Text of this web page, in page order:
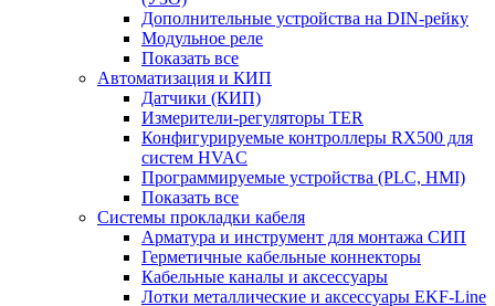
Дополнительные устройства на DIN-рейку
Модульное реле
Показать все
Автоматизация и КИП
Датчики (КИП)
Измерители-регуляторы TER
Конфигурируемые контроллеры RX500 для
систем HVAC
Программируемые устройства (PLC, HMI)
Показать все
Системы прокладки кабеля
Арматура и инструмент для монтажа СИП
Герметичные кабельные коннекторы
Кабельные каналы и аксессуары
Лотки металлические и аксессуары EKF-Line